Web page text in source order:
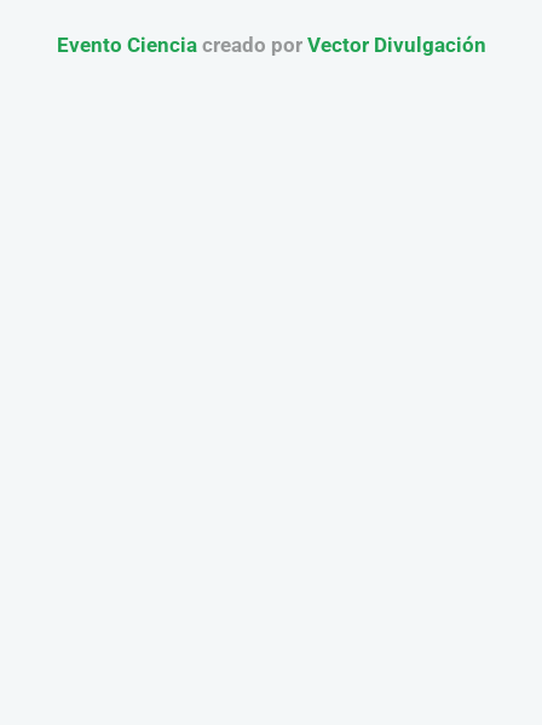
Evento Cienciacreado por Vector Divulgación